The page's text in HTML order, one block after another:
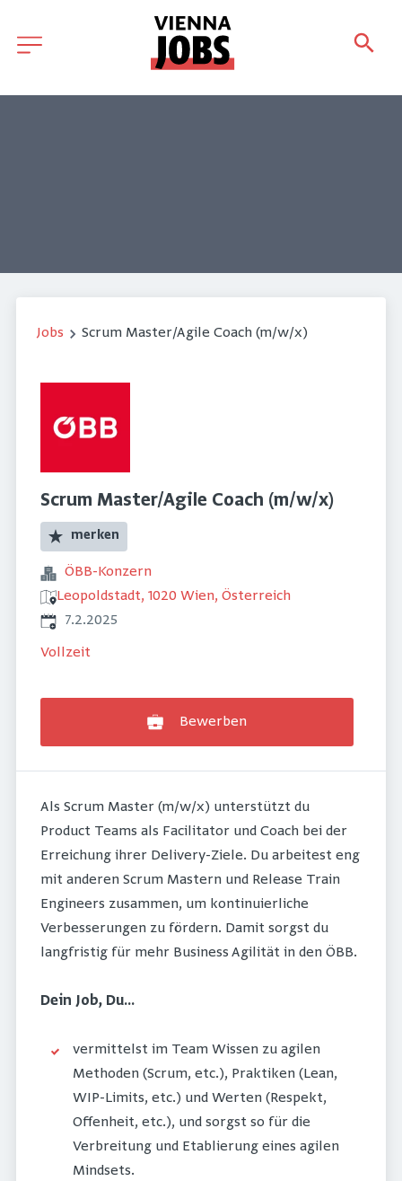
Jobs Scrum Master/Agile Coach (m/w/x)
Scrum Master/Agile Coach (m/w/x)
merken
ÖBB-Konzern
Leopoldstadt, 1020 Wien, Österreich
Veröffentlicht
7.2.2025
Vollzeit
Bewerben
Als Scrum Master (m/w/x) unterstützt du
Product Teams als Facilitator und Coach bei der
Erreichung ihrer Delivery-Ziele. Du arbeitest eng
mit anderen Scrum Mastern und Release Train
Engineers zusammen, um kontinuierliche
Verbesserungen zu fördern. Damit sorgst du
langfristig für mehr Business Agilität in den ÖBB.
Dein Job, Du...
vermittelst im Team Wissen zu agilen
Methoden (Scrum, etc.), Praktiken (Lean,
WIP-Limits, etc.) und Werten (Respekt,
Offenheit, etc.), und sorgst so für die
Verbreitung und Etablierung eines agilen
Mindsets.